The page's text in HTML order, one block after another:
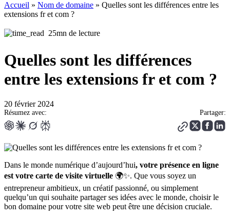
Accueil » Nom de domaine » Quelles sont les différences entre les
extensions fr et com ?
25mn de lecture
Quelles sont les différences
entre les extensions fr et com ?
20 février 2024
Résumez avec: Partager:
Dans le monde numérique d’aujourd’hui, votre présence en ligne
est votre carte de visite virtuelle 🌍✨. Que vous soyez un
entrepreneur ambitieux, un créatif passionné, ou simplement
quelqu’un qui souhaite partager ses idées avec le monde, choisir le
bon domaine pour votre site web peut être une décision cruciale.